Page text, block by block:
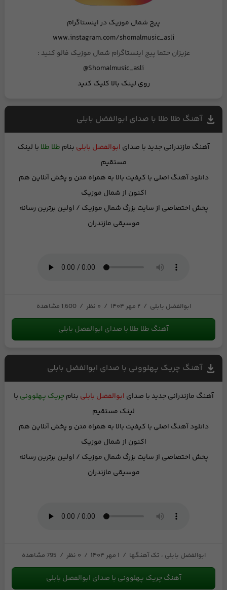
پیج شمال موزیک در اینستاگرام
www.instagram.com/shomalmusic_asli
عزیزان حتما پیج اینستاگرام شمال موزیک فالو کنید :
Shomalmusic_asli@
روی لینک بالا کلیک کنید
آهنگ طلا طلا با صدای ابوالفضل بابلی
آهنگ مازندرانی جدید با صدای ابوالفضل بابلی بنام طلا طلا با لینک
مستقیم
دانلود آهنگ اصلی با کیفیت بالا به همراه متن و پخش آنلاین هم
اکنون از شمال موزیک
پخش اختصاصی ازسایت بزرگ شمال موزیک / اولین برترین رسانه
موسیقی مازندران
ابوالفضل بابلی / ۲ مهر ۱۴۰۴ / ۰ نظر / 1,600 مشاهده
آهنگ طلا طلا با صدای ابوالفضل بابلی
آهنگ چریک پهلوونی با صدای ابوالفضل بابلی
آهنگ مازندرانی جدید با صدای ابوالفضل بابلی بنامچریک پهلوونی با
لینک مستقیم
دانلود آهنگ اصلی با کیفیت بالا به همراه متن و پخش آنلاین هم
اکنون از شمال موزیک
پخش اختصاصی ازسایت بزرگ شمال موزیک / اولین برترین رسانه
موسیقی مازندران
ابوالفضل بابلی ، تک آهنگها / ۱ مهر ۱۴۰۴ / ۰ نظر / 795 مشاهده
آهنگ چریک پهلوونی با صدای ابوالفضل بابلی